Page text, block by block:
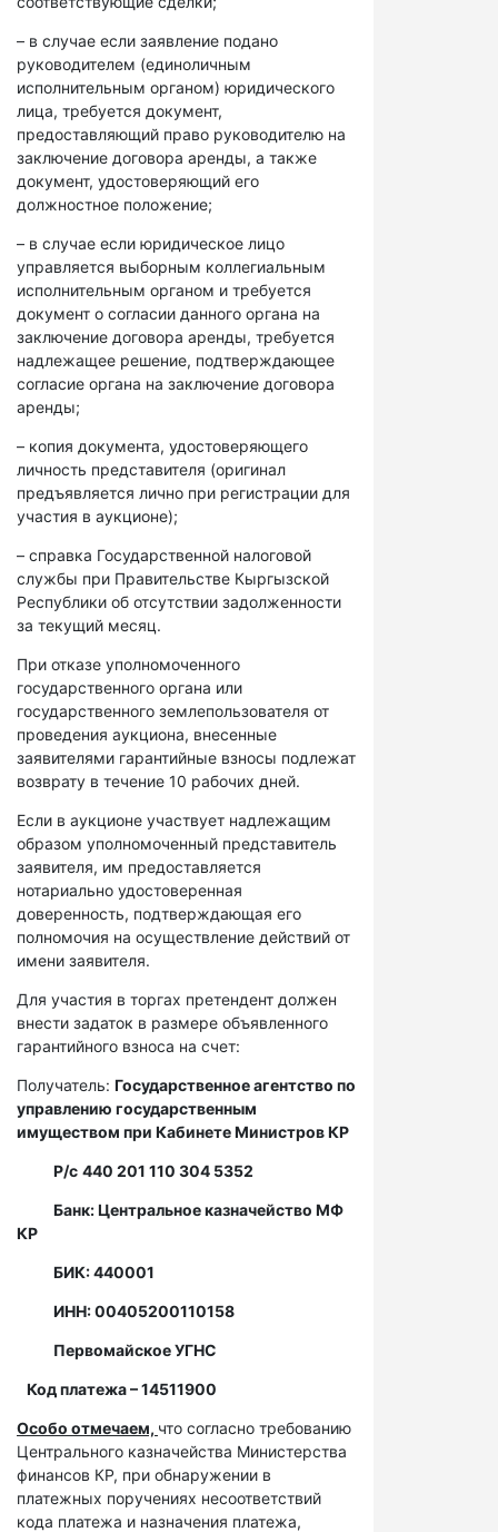
– в случае если заявление подано
руководителем (единоличным
исполнительным органом) юридического
лица, требуется документ,
предоставляющий право руководителю на
заключение договора аренды, а также
документ, удостоверяющий его
должностное положение;
– в случае если юридическое лицо
управляется выборным коллегиальным
исполнительным органом и требуется
документ о согласии данного органа на
заключение договора аренды, требуется
надлежащее решение, подтверждающее
согласие органа на заключение договора
аренды;
– копия документа, удостоверяющего
личность представителя (оригинал
предъявляется лично при регистрации для
участия в аукционе);
– справка Государственной налоговой
службы при Правительстве Кыргызской
Республики об отсутствии задолженности
за текущий месяц.
При отказе уполномоченного
государственного органа или
государственного землепользователя от
проведения аукциона, внесенные
заявителями гарантийные взносы подлежат
возврату в течение 10 рабочих дней.
Если в аукционе участвует надлежащим
образом уполномоченный представитель
заявителя, им предоставляется
нотариально удостоверенная
доверенность, подтверждающая его
полномочия на осуществление действий от
имени заявителя.
Для участия в торгах претендент должен
внести задаток в размере объявленного
гарантийного взноса на счет:
Получатель: Государственное агентство по
управлению государственным
имуществом при Кабинете Министров КР
Р/с 440 201 110 304 5352
Банк: Центральное казначейство МФ
КР
БИК: 440001
ИНН: 00405200110158
Первомайское УГНС
Код платежа – 14511900
Особо отмечаем, что согласно требованию
Центрального казначейства Министерства
финансов КР, при обнаружении в
платежных поручениях несоответствий
кода платежа и назначения платежа,